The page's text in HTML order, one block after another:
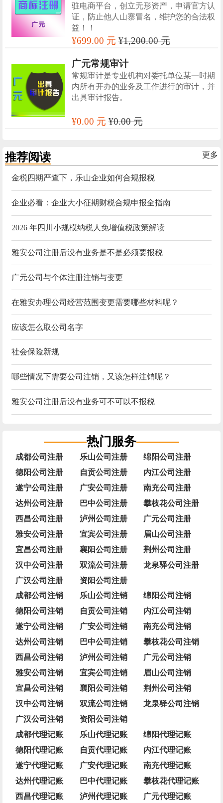
驻电商平台，创立无形资产，申请官方认
证，防止他人山寨冒名，维护您的合法权
益！！
¥699.00 元¥1,200.00 元
广元常规审计
常规审计是专业机构对委托单位某一时期
内所有开办的业务及工作进行的审计，并
出具审计报告。
¥0.00 元¥0.00 元
更多
推荐阅读
金税四期严查下，乐山企业如何合规报税
企业必看：企业大小征期财税合规申报全指南
2026 年四川小规模纳税人免增值税政策解读
雅安公司注册后没有业务是不是必须要报税
广元公司与个体注册注销与变更
在雅安办理公司经营范围变更需要哪些材料呢？
应该怎么取公司名字
社会保险新规
哪些情况下需要公司注销，又该怎样注销呢？
雅安公司注册后没有业务可不可以不报税
热门服务
成都公司注册 乐山公司注册
绵阳公司注册
德阳公司注册
自贡公司注册
内江公司注册
遂宁公司注册
广安公司注册
南充公司注册
达州公司注册
巴中公司注册
攀枝花公司注册
西昌公司注册
泸州公司注册
广元公司注册
雅安公司注册
宜宾公司注册
眉山公司注册
宜昌公司注册
襄阳公司注册
荆州公司注册
汉中公司注册
双流公司注册
龙泉驿公司注册
广汉公司注册
资阳公司注册
成都公司注销
乐山公司注销
绵阳公司注销
德阳公司注销
自贡公司注销
内江公司注销
遂宁公司注销
广安公司注销
南充公司注销
达州公司注销
巴中公司注销
攀枝花公司注销
西昌公司注销
泸州公司注销
广元公司注销
雅安公司注销
宜宾公司注销
眉山公司注销
宜昌公司注销
襄阳公司注销
荆州公司注销
汉中公司注销
双流公司注销
龙泉驿公司注销
广汉公司注销
资阳公司注销
成都代理记账
乐山代理记账
绵阳代理记账
德阳代理记账
自贡代理记账
内江代理记账
遂宁代理记账
广安代理记账
南充代理记账
达州代理记账
巴中代理记账
攀枝花代理记账
西昌代理记账
泸州代理记账 广元代理记账